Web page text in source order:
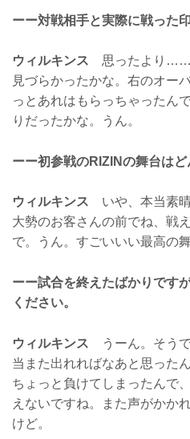
ーー対戦相手と実際に戦った
ウィルキンス 思ったより……
見づらかったかな。右のオー
っとあれはもらっちゃったん
りだったかな。うん。
ーー初参戦のRIZINの舞台はど
ウィルキンス いや、本当素
大勢のお客さんの前でね、戦
で。うん。すごいいい最高の
ーー試合を終えたばかりです
ください。
ウィルキンス うーん。そう
当また出れればなあと思った
ちょっと負けてしまったんで
えないですね。また声がかか
けど。